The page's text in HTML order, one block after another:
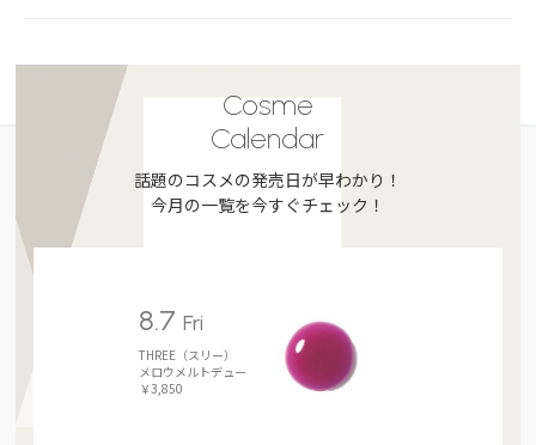
Cosme
Calendar
話題のコスメの発売日が早わかり！
今月の一覧を今すぐチェック！
8.7Fri
THREE（スリー）
メロウメルトデュー
￥3,850